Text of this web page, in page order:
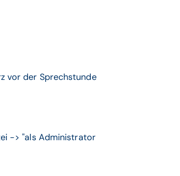
vor der Sprechstunde
-> "als Administrator